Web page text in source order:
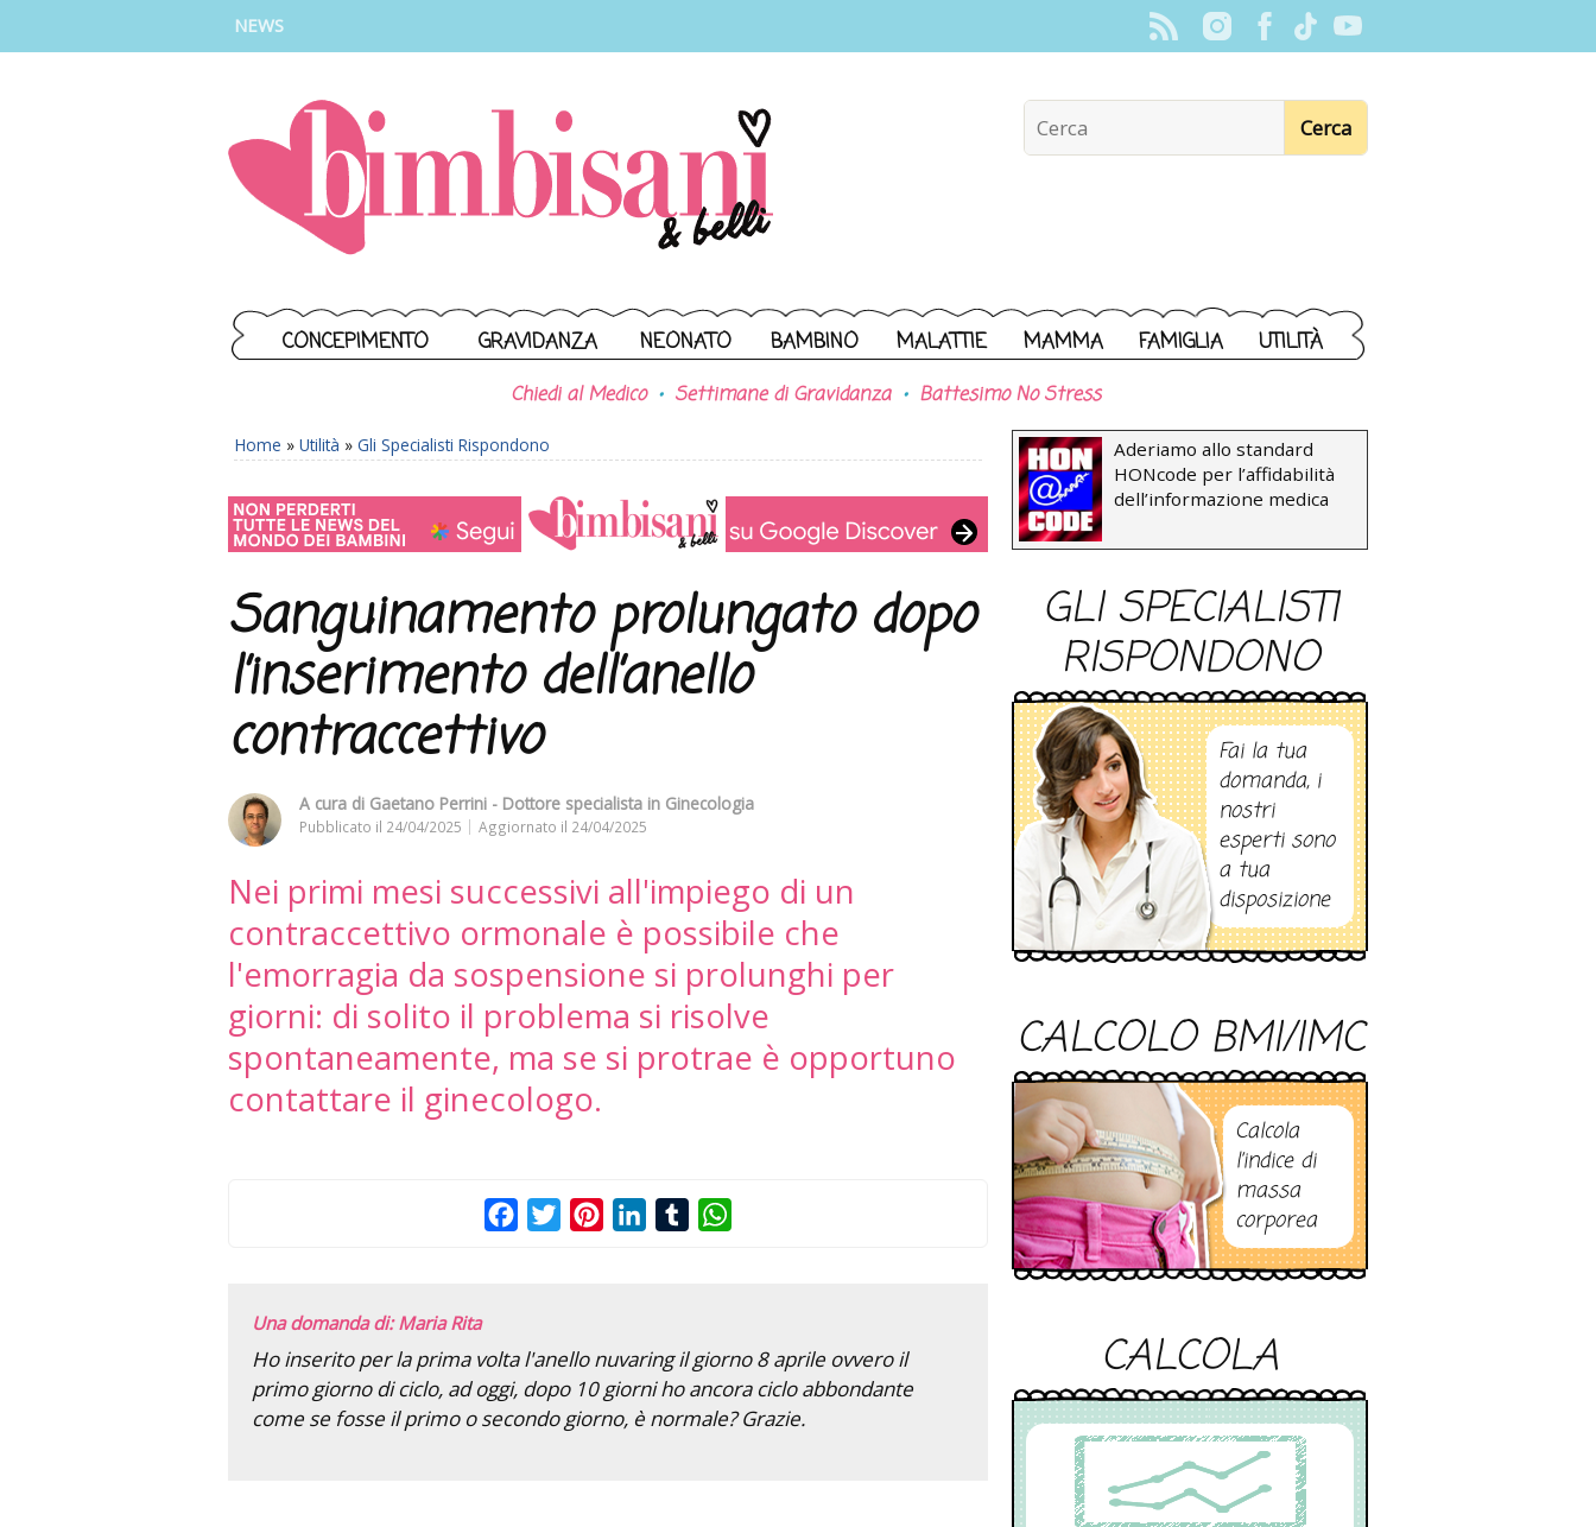
NEWS
CONCEPIMENTO GRAVIDANZA NEONATO BAMBINO MALATTIE MAMMA FAMIGLIA UTILITÀ
Chiedi al Medico Settimane di Gravidanza Battesimo No Stress
Home » Utilità » Gli Specialisti Rispondono
Sanguinamento prolungato dopo
l’inserimento dell’anello
contraccettivo
A cura di Gaetano Perrini - Dottore specialista in Ginecologia
Pubblicato il 24/04/2025 Aggiornato il 24/04/2025
Nei primi mesi successivi all'impiego di un
contraccettivo ormonale è possibile che
l'emorragia da sospensione si prolunghi per
giorni: di solito il problema si risolve
spontaneamente, ma se si protrae è opportuno
contattare il ginecologo.
FacebookTwitterPinterestLinkedInTumblr
Una domanda di: Maria Rita
Ho inserito per la prima volta l'anello nuvaring il giorno 8 aprile ovvero il
primo giorno di ciclo, ad oggi, dopo 10 giorni ho ancora ciclo abbondante
come se fosse il primo o secondo giorno, è normale? Grazie.
Aderiamo allo standard
HONcode per l’affidabilità
dell’informazione medica
GLI SPECIALISTI
RISPONDONO
Fai la tua
domanda, i
nostri
esperti sono
a tua
disposizione
CALCOLO BMI/IMC
Calcola
l’indice di
massa
corporea
CALCOLA